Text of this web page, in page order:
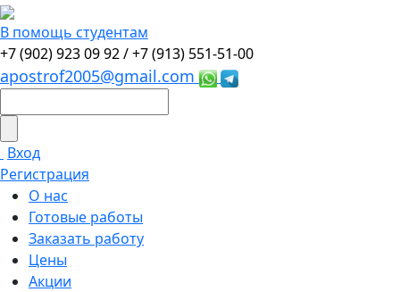
В помощь студентам
+7 (902) 923 09 92 /+7 (913) 551-51-00
apostrof2005@gmail.com
Вход
Регистрация
О нас
Готовые работы
Заказать работу
Цены
Акции